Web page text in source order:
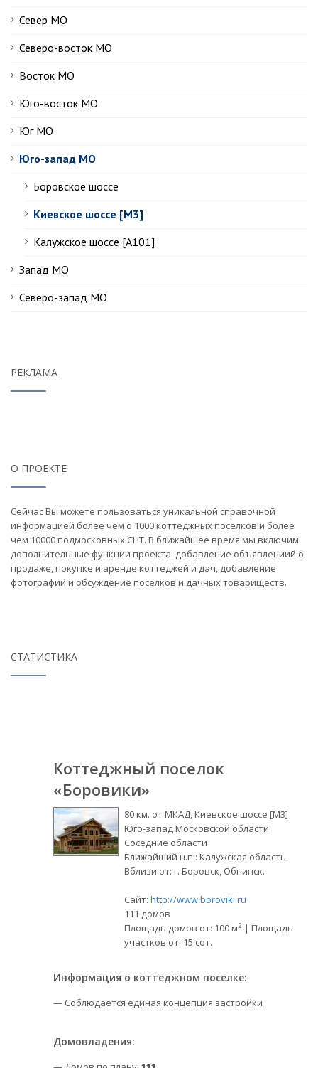
Север МО
Северо-восток МО
Восток МО
Юго-восток МО
Юг МО
Юго-запад МО
Боровское шоссе
Киевское шоссе [М3]
Калужское шоссе [А101]
Запад МО
Северо-запад МО
РЕКЛАМА
О ПРОЕКТЕ
Сейчас Вы можете пользоваться уникальной справочной
информацией более чем о 1000 коттеджных поселков и более
чем 10000 подмосковных СНТ. В ближайшее время мы включим
дополнительные функции проекта: добавление объявлениий о
продаже, покупке и аренде коттеджей и дач, добавление
фотографий и обсуждение поселков и дачных товариществ.
СТАТИСТИКА
Коттеджный поселок
«Боровики»
80 км. от МКАД, Киевское шоссе [М3]
Юго-запад Московской области
Соседние области
Ближайший н.п.: Калужская область
Вблизи от: г. Боровск, Обнинск.
Сайт: http://www.boroviki.ru
111 домов
Площадь домов от: 100 м2 | Площадь
участков от: 15 сот.
Информация о коттеджном поселке:
— Соблюдается единая концепция застройки
Домовладения: